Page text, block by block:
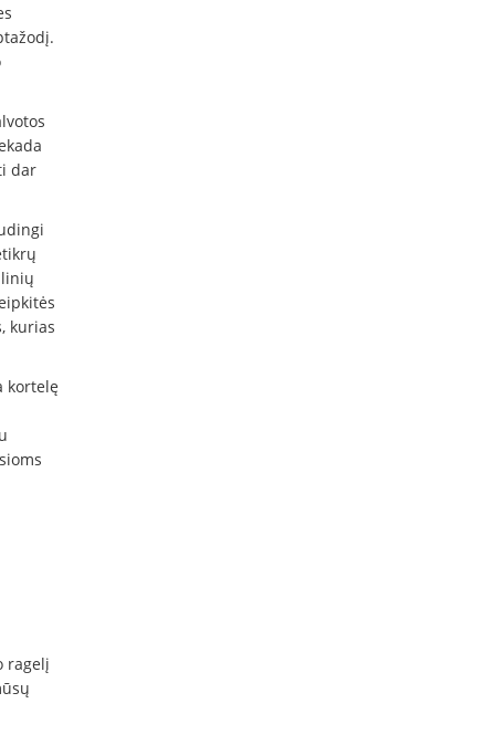
dar
kurias
kortelę
ragelį